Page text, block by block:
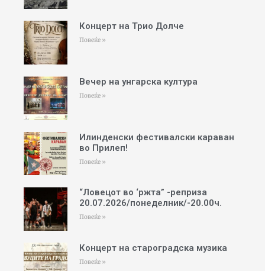
Концерт на Трио Долче
Повеќе »
Вечер на унгарска култура
Повеќе »
Илинденски фестивалски караван
во Прилеп!
Повеќе »
“Ловецот во ‘ржта” -реприза
20.07.2026/понеделник/-20.00ч.
Повеќе »
Концерт на староградска музика
Повеќе »